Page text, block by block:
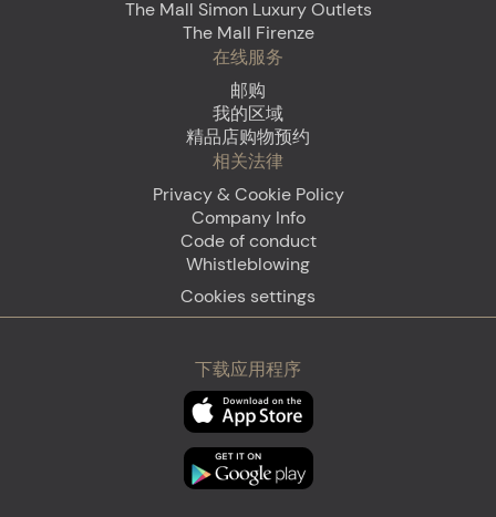
The Mall Simon Luxury Outlets
The Mall Firenze
在线服务
邮购
我的区域
精品店购物预约
相关法律
Privacy & Cookie Policy
Company Info
Code of conduct
Whistleblowing
Cookies settings
下载应用程序